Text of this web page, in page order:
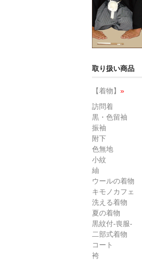
取り扱い商品
【着物】 »
訪問着
黒・色留袖
振袖
附下
色無地
小紋
紬
ウールの着物
キモノカフェ
洗える着物
夏の着物
黒紋付-喪服-
二部式着物
コート
袴